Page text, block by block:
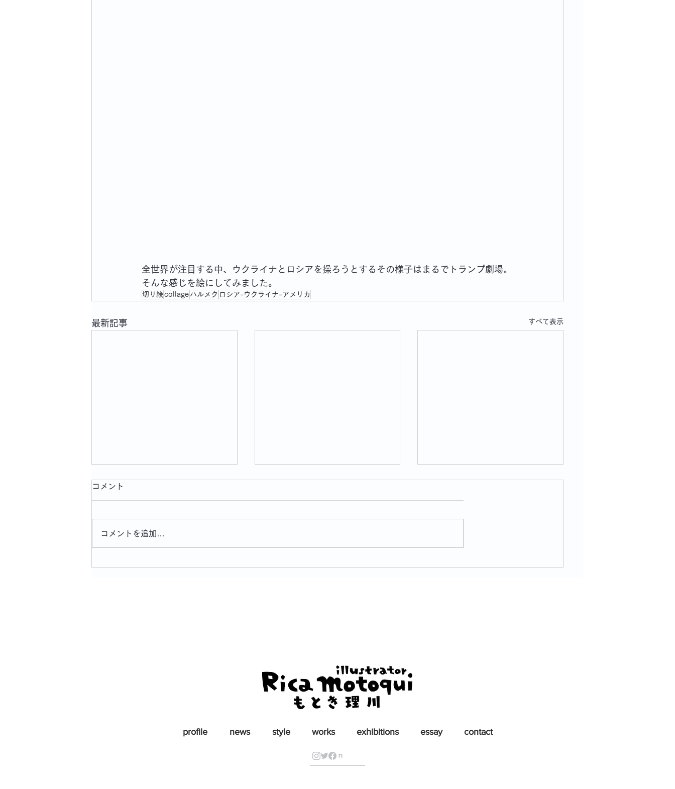
全世界が注目する中、ウクライナとロシアを操ろうとするその様子はまるでトランプ劇場。
そんな感じを絵にしてみました。
切り絵collage ハルメク ロシア-ウクライナ-アメリカ
最新記事 すべて表示
「OPA夏フェスおもちかえり
お仕事：新編 言語文化 改訂
お仕事：新編 現代の国語 改
コメント
コメントを追加…
profile news style works exhibitions essay contact